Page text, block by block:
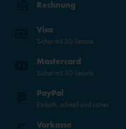
Rechnung
Visa
Sicher mit 3D-Secure
Mastercard
Sicher mit 3D-Secure
PayPal
Einfach, schnell und sicher
Vorkasse